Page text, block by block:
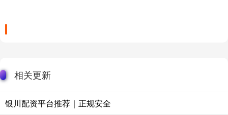
相关更新
银川配资平台推荐｜正规安全